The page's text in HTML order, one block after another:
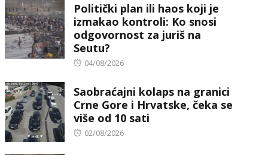
Politički plan ili haos koji je
izmakao kontroli: Ko snosi
odgovornost za juriš na
Seutu?
Posted
04/08/2026
Saobraćajni kolaps na granici
Crne Gore i Hrvatske, čeka se
više od 10 sati
Posted
02/08/2026